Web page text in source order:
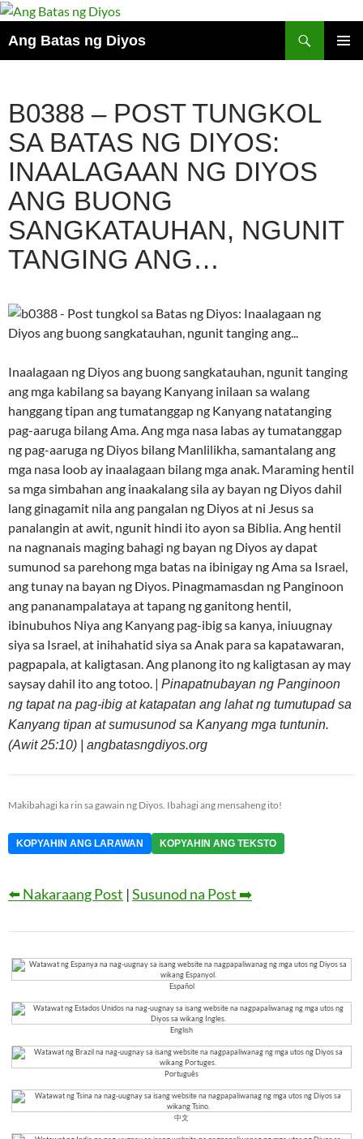
Ang Batas ng Diyos
B0388 – POST TUNGKOL
SA BATAS NG DIYOS:
INAALAGAAN NG DIYOS
ANG BUONG
SANGKATAUHAN, NGUNIT
TANGING ANG…
Inaalagaan ng Diyos ang buong sangkatauhan, ngunit tanging
ang mga kabilang sa bayang Kanyang inilaan sa walang
hanggang tipan ang tumatanggap ng Kanyang natatanging
pag-aaruga bilang Ama. Ang mga nasa labas ay tumatanggap
ng pag-aaruga ng Diyos bilang Manlilikha, samantalang ang
mga nasa loob ay inaalagaan bilang mga anak. Maraming hentil
sa mga simbahan ang inaakalang sila ay bayan ng Diyos dahil
lang ginagamit nila ang pangalan ng Diyos at ni Jesus sa
panalangin at awit, ngunit hindi ito ayon sa Biblia. Ang hentil
na nagnanais maging bahagi ng bayan ng Diyos ay dapat
sumunod sa parehong mga batas na ibinigay ng Ama sa Israel,
ang tunay na bayan ng Diyos. Pinagmamasdan ng Panginoon
ang pananampalataya at tapang ng ganitong hentil,
ibinubuhos Niya ang Kanyang pag-ibig sa kanya, iniuugnay
siya sa Israel, at inihahatid siya sa Anak para sa kapatawaran,
pagpapala, at kaligtasan. Ang planong ito ng kaligtasan ay may
saysay dahil ito ang totoo. | Pinapatnubayan ng Panginoon
ng tapat na pag-ibig at katapatan ang lahat ng tumutupad sa
Kanyang tipan at sumusunod sa Kanyang mga tuntunin.
(Awit 25:10) | angbatasngdiyos.org
Makibahagi ka rin sa gawain ng Diyos. Ibahagi ang mensaheng ito!
KOPYAHIN ANG LARAWAN KOPYAHIN ANG TEKSTO
⬅️ Nakaraang Post |Susunod na Post ➡️
Español
English
Português
中文